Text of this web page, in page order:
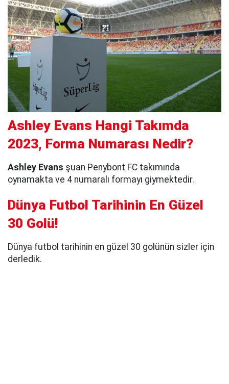
Ashley Evans Hangi Takımda
2023, Forma Numarası Nedir?
Ashley Evans şuan Penybont FC takımında
oynamakta ve 4 numaralı formayı giymektedir.
Dünya Futbol Tarihinin En Güzel
30 Golü!
Dünya futbol tarihinin en güzel 30 golünün sizler için
derledik.